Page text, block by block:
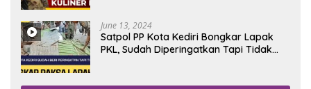
June 13, 2024
Satpol PP Kota Kediri Bongkar Lapak
PKL, Sudah Diperingatkan Tapi Tidak